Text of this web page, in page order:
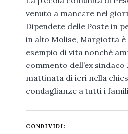
venuto a mancare nel
Dipendete delle Poste in
in alto Molise, Margiotta è
esempio di vita nonché
commento dell’ex sindaco
mattinata di ieri nella
condaglianze a tutti i
CONDIVIDI: